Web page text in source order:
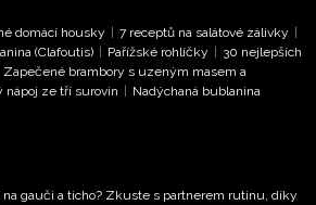
domácí housky | 7 receptů na salátové zálivky |
(Clafoutis) | Pařížské rohlíčky | 30 nejlepších
Zapečené brambory s uzeným masem a
nápoj ze tří surovin | Nadýchaná bublanina
na gauči a ticho? Zkuste s partnerem rutinu, díky